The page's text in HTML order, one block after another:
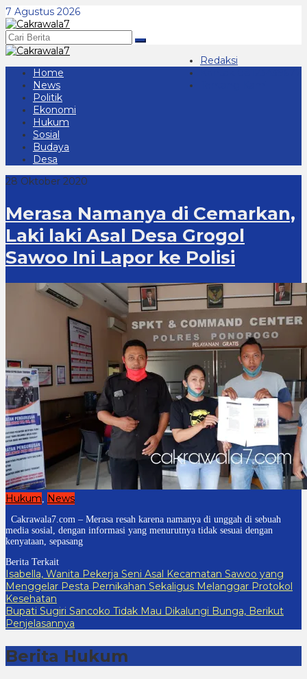
Lewati
ke
konten
7 Agustus 2026
Redaksi
Home
News
Politik
Ekonomi
Hukum
Sosial
Budaya
Desa
28 Oktober 2020
Merasa Namanya di Cemarkan,
Laki laki Asal Desa Grogol
Sawoo Ini Lapor ke Polisi
Hukum, News
Cakrawala7.com – Merasa resah karena namanya di unggah di sebuah
media sosial, dengan informasi yang menurutnya tidak sesuai dengan
kenyataan, sepasang
Berita Terkait
Isabella, Wanita Pekerja Seni Asal Kecamatan Sawoo yang
Menggelar Pesta Pernikahan Sekaligus Melanggar Protokol
Kesehatan
Bupati Sugiri Sancoko Tidak Mau Dikalungi Bunga, Berikut
Penjelasannya
Berita Hukum